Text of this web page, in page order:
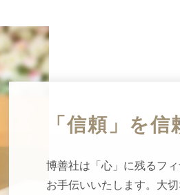
「信頼」を信
博善社は「心」に残るフ
お手伝いいたします。大